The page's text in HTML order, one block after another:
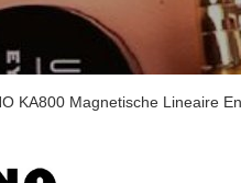
KA800 Magnetische Lineaire